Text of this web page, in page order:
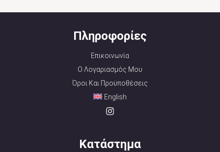
Πληροφορίες
Επικοινωνία
Ο Λογαριασμός Μου
Όροι Και Προϋποθέσεις
English
Κατάστημα